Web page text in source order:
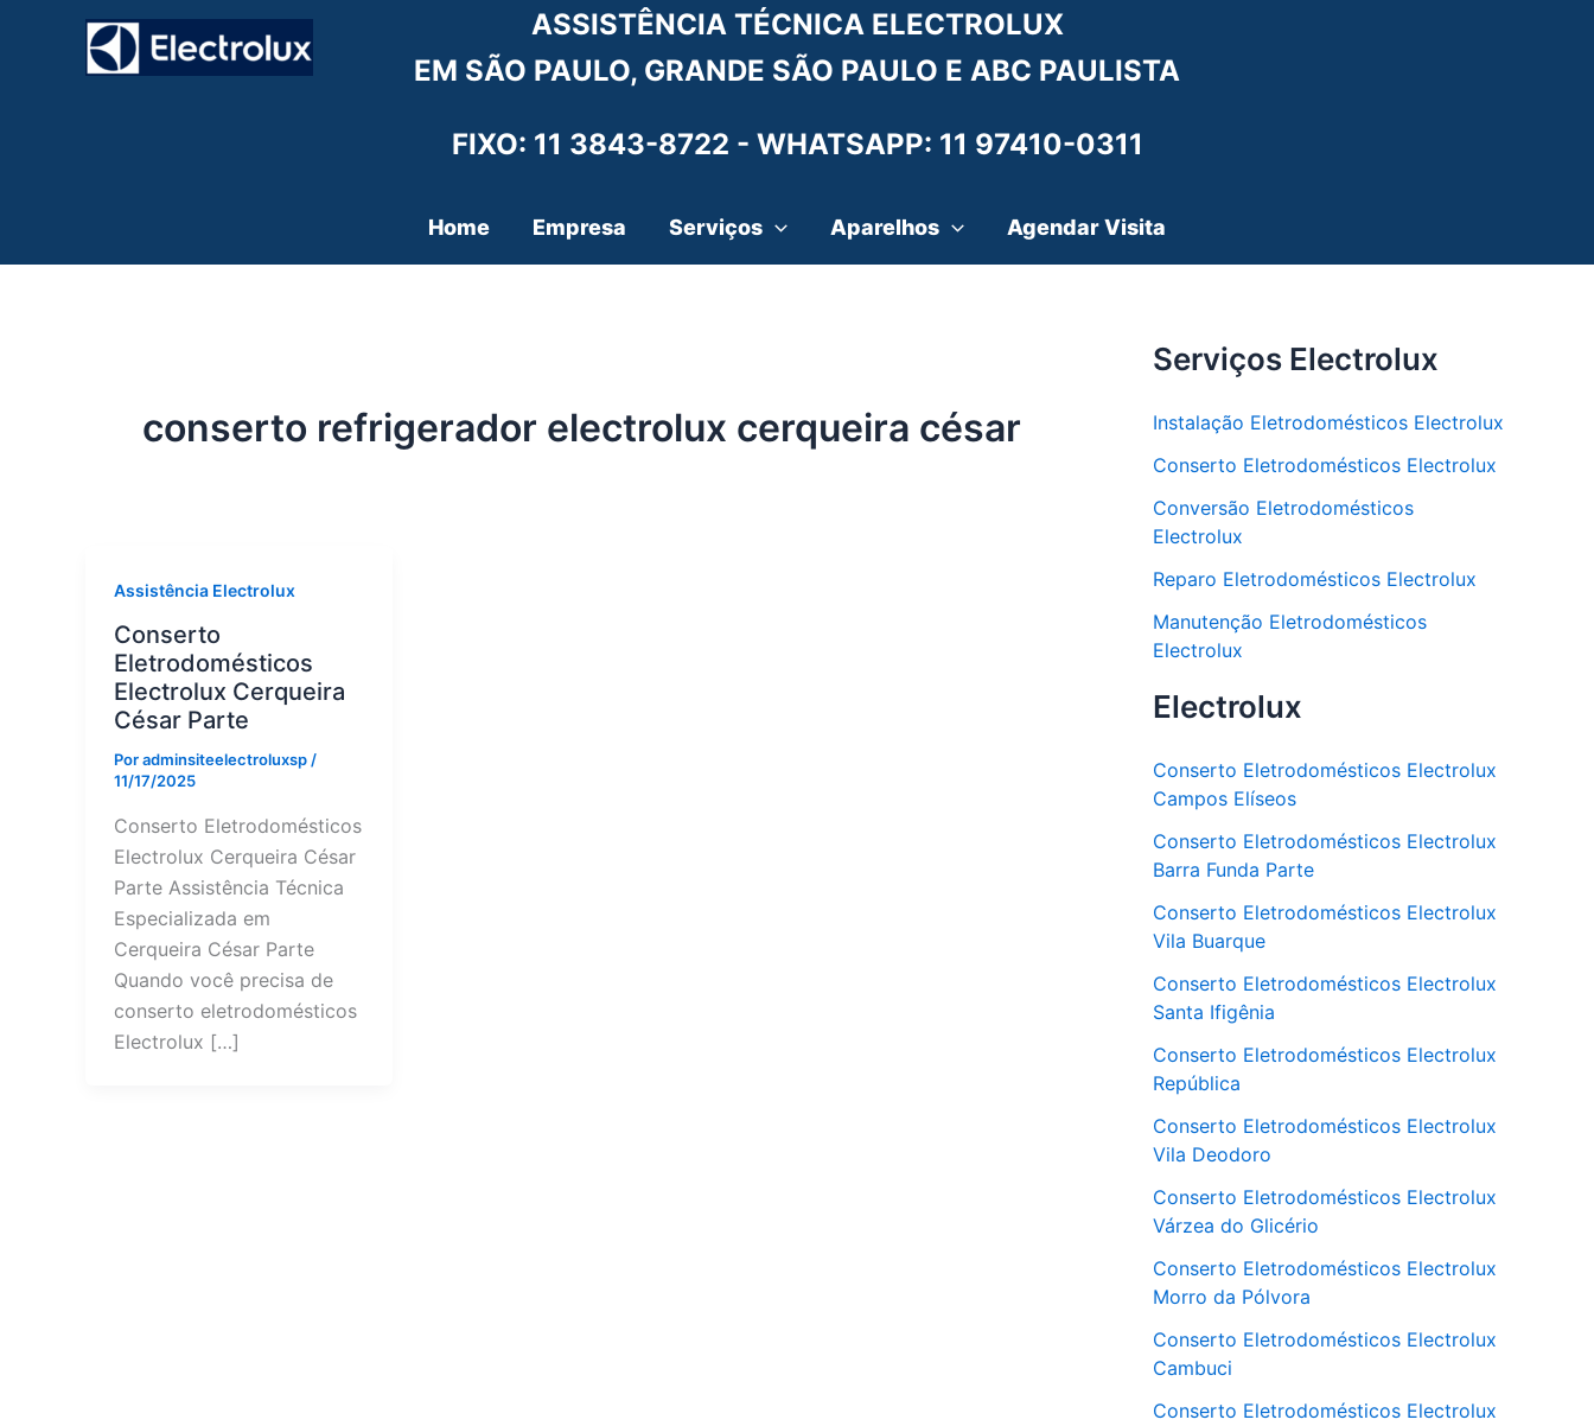
ASSISTÊNCIA TÉCNICA ELECTROLUX
EM SÃO PAULO, GRANDE SÃO PAULO E ABC PAULISTA
FIXO: 11 3843-8722 - WHATSAPP: 11 97410-0311
Home Empresa Serviços Aparelhos Agendar Visita
conserto refrigerador electrolux cerqueira césar
Assistência Electrolux
Conserto
Eletrodomésticos
Electrolux Cerqueira
César Parte
Poradminsiteelectroluxsp /
11/17/2025
Conserto Eletrodomésticos
Electrolux Cerqueira César
Parte Assistência Técnica
Especializada em
Cerqueira César Parte
Quando você precisa de
conserto eletrodomésticos
Electrolux […]
Serviços Electrolux
Instalação Eletrodomésticos Electrolux
Conserto Eletrodomésticos Electrolux
Conversão Eletrodomésticos
Electrolux
Reparo Eletrodomésticos Electrolux
Manutenção Eletrodomésticos
Electrolux
Electrolux
Conserto Eletrodomésticos Electrolux
Campos Elíseos
Conserto Eletrodomésticos Electrolux
Barra Funda Parte
Conserto Eletrodomésticos Electrolux
Vila Buarque
Conserto Eletrodomésticos Electrolux
Santa Ifigênia
Conserto Eletrodomésticos Electrolux
República
Conserto Eletrodomésticos Electrolux
Vila Deodoro
Conserto Eletrodomésticos Electrolux
Várzea do Glicério
Conserto Eletrodomésticos Electrolux
Morro da Pólvora
Conserto Eletrodomésticos Electrolux
Cambuci
Conserto Eletrodomésticos Electrolux